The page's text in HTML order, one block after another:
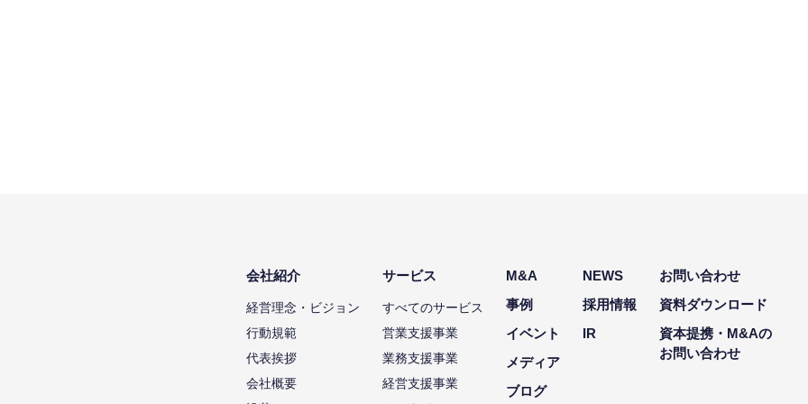
会社紹介
経営理念・ビジョン
行動規範
代表挨拶
会社概要
サービス
すべてのサービス
営業支援事業
業務支援事業
経営支援事業
M&A
事例
イベント
メディア
ブログ
NEWS
採用情報
IR
お問い合わせ
資料ダウンロード
資本提携・M&Aの
お問い合わせ